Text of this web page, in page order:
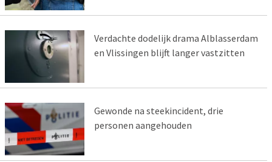
Verdachte dodelijk drama Alblasserdam
en Vlissingen blijft langer vastzitten
Gewonde na steekincident, drie
personen aangehouden